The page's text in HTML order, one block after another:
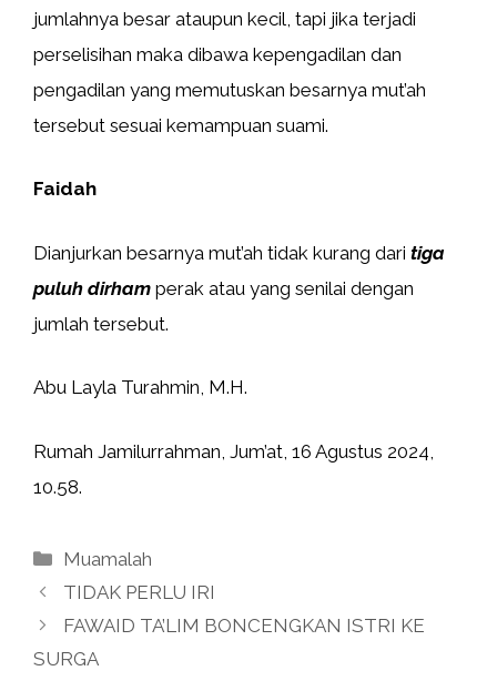
jumlahnya besar ataupun kecil, tapi jika terjadi
perselisihan maka dibawa kepengadilan dan
pengadilan yang memutuskan besarnya mut’ah
tersebut sesuai kemampuan suami.
Faidah
Dianjurkan besarnya mut’ah tidak kurang dari tiga
puluh dirham perak atau yang senilai dengan
jumlah tersebut.
Abu Layla Turahmin, M.H.
Rumah Jamilurrahman, Jum’at, 16 Agustus 2024,
10.58.
Kategori
Muamalah
TIDAK PERLU IRI
FAWAID TA’LIM BONCENGKAN ISTRI KE
SURGA